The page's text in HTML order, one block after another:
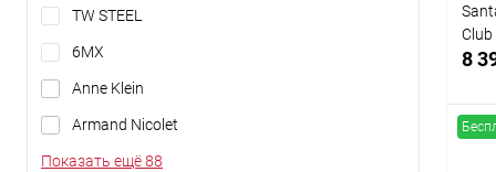
TW STEEL
6МХ
Anne Klein
Armand Nicolet
Показать ещё 88
Club
8